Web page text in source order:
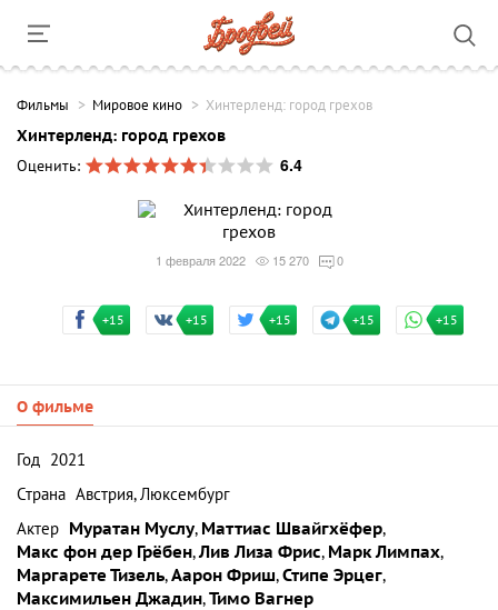
Фильмы Мировое кино Хинтерленд: город грехов
Хинтерленд: город грехов
Оценить:
6.4
1 февраля 2022 15 270 0
+15 +15 +15 +15 +15
О фильме
Год 2021
Страна Австрия, Люксембург
Актер Муратан Муслу, Маттиас Швайгхёфер,
Макс фон дер Грёбен,Лив Лиза Фрис, Марк Лимпах,
Маргарете Тизель,Аарон Фриш,Стипе Эрцег,
Максимильен Джадин,Тимо Вагнер